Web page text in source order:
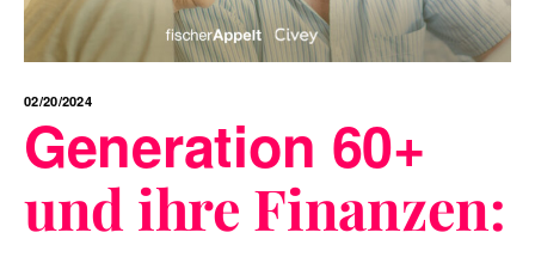
02/20/2024
Generation 60+
und ihre Finanzen: